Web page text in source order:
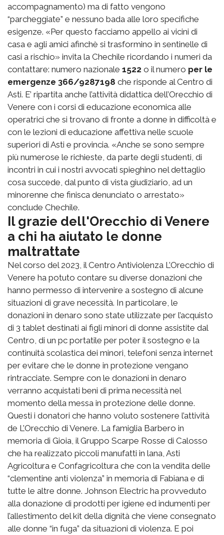
accompagnamento) ma di fatto vengono
“parcheggiate” e nessuno bada alle loro specifiche
esigenze. «Per questo facciamo appello ai vicini di
casa e agli amici afinchè si trasformino in sentinelle di
casi a rischio» invita la Chechile ricordando i numeri da
contattare: numero nazionale 1522 o il numero per le
emergenze 366/9287198 che risponde al Centro di
Asti. E’ ripartita anche l’attività didattica dell’Orecchio di
Venere con i corsi di educazione economica alle
operatrici che si trovano di fronte a donne in difficoltà e
con le lezioni di educazione affettiva nelle scuole
superiori di Asti e provincia. «Anche se sono sempre
più numerose le richieste, da parte degli studenti, di
incontri in cui i nostri avvocati spieghino nel dettaglio
cosa succede, dal punto di vista giudiziario, ad un
minorenne che finisca denunciato o arrestato»
conclude Chechile.
Il grazie dell'Orecchio di Venere
a chi ha aiutato le donne
maltrattate
Nel corso del 2023, il Centro Antiviolenza L’Orecchio di
Venere ha potuto contare su diverse donazioni che
hanno permesso di intervenire a sostegno di alcune
situazioni di grave necessità. In particolare, le
donazioni in denaro sono state utilizzate per l’acquisto
di 3 tablet destinati ai figli minori di donne assistite dal
Centro, di un pc portatile per poter il sostegno e la
continuità scolastica dei minori, telefoni senza internet
per evitare che le donne in protezione vengano
rintracciate. Sempre con le donazioni in denaro
verranno acquistati beni di prima necessità nel
momento della messa in protezione delle donne.
Questi i donatori che hanno voluto sostenere l’attività
de L’Orecchio di Venere. La famiglia Barbero in
memoria di Gioia, il Gruppo Scarpe Rosse di Calosso
che ha realizzato piccoli manufatti in lana, Asti
Agricoltura e Confagricoltura che con la vendita delle
“clementine anti violenza” in memoria di Fabiana e di
tutte le altre donne. Johnson Electric ha provveduto
alla donazione di prodotti per igiene ed indumenti per
l’allestimento del kit della dignità che viene consegnato
alle donne “in fuga” da situazioni di violenza. E poi